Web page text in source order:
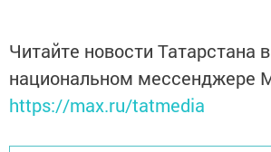
Читайте новости Татарстана в
национальном мессенджере
https://max.ru/tatmedia